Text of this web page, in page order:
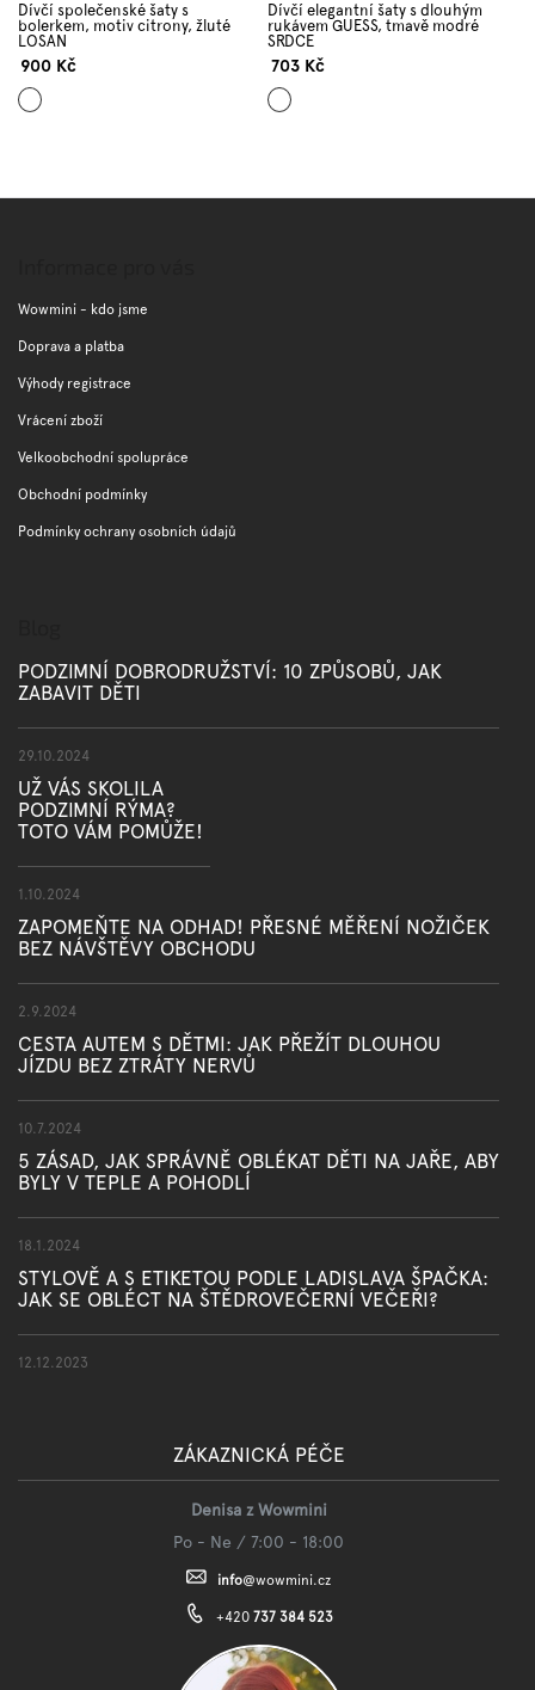
Dívčí společenské šaty s
bolerkem, motiv citrony, žluté
LOSAN
900 Kč
Žlutá
Dívčí elegantní šaty s dlouhým
rukávem GUESS, tmavě modré
SRDCE
703 Kč
Tmavě
modrá
Wowmini - kdo jsme
Doprava a platba
Výhody registrace
Vrácení zboží
Velkoobchodní spolupráce
Obchodní podmínky
Podmínky ochrany osobních údajů
PODZIMNÍ DOBRODRUŽSTVÍ: 10 ZPŮSOBŮ, JAK
ZABAVIT DĚTI
29.10.2024
UŽ VÁS SKOLILA
PODZIMNÍ RÝMA?
TOTO VÁM POMŮŽE!
1.10.2024
ZAPOMEŇTE NA ODHAD! PŘESNÉ MĚŘENÍ NOŽIČEK
BEZ NÁVŠTĚVY OBCHODU
2.9.2024
CESTA AUTEM S DĚTMI: JAK PŘEŽÍT DLOUHOU
JÍZDU BEZ ZTRÁTY NERVŮ
10.7.2024
5 ZÁSAD, JAK SPRÁVNĚ OBLÉKAT DĚTI NA JAŘE, ABY
BYLY V TEPLE A POHODLÍ
18.1.2024
STYLOVĚ A S ETIKETOU PODLE LADISLAVA ŠPAČKA:
JAK SE OBLÉCT NA ŠTĚDROVEČERNÍ VEČEŘI?
12.12.2023
ZÁKAZNICKÁ PÉČE
Denisa z Wowmini
Po - Ne / 7:00 - 18:00
info@wowmini.cz
+420 737 384 523